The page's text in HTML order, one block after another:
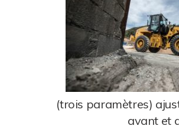
(trois paramètres)
avant et